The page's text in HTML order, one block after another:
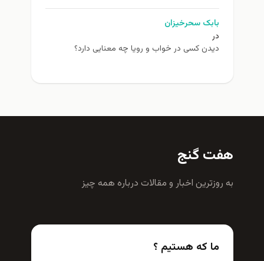
بابک سحرخیزان
در
دیدن کسی در خواب و رویا چه معنایی دارد؟
هفت گنج
به روزترين اخبار و مقالات درباره همه چيز
ما که هستیم ؟